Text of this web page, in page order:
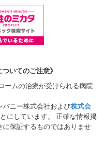
いてのご注意》
ームの治療が受けられる病院
パニー株式会社および株式会
にしています。 正確な情報掲
保証するものではありませ